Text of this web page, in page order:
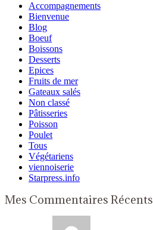
Accompagnements
Bienvenue
Blog
Boeuf
Boissons
Desserts
Epices
Fruits de mer
Gateaux salés
Non classé
Pâtisseries
Poisson
Poulet
Tous
Végétariens
viennoiserie
Starpress.info
Mes Commentaires Récents